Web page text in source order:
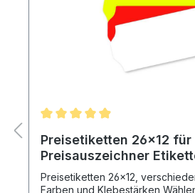
Preisetiketten 26x12 für
Preisauszeichner
Preisetiketten 26x12,
Farben und Klebestärken Wählen Sie sich Ihre